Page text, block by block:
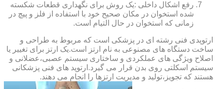
رفع اشکال داخلی :یک روش برای نگهداری قطعات شکسته
شده استخوان در مکان صحیح خود با استفاده از فلز و پیچ در
زمانی که استخوان در حال التیام است.
ارتوپدی فنی رشته ای در پزشکی است که مربوط به طراحی و
ساخت دستگاه های مصنوعی به نام ارتز است.یک ارتز برای تغییر یا
اصلاح ویژگی های عملکردی و ساختاری سیستم عصبی،عضلانی و
سیستم اسکلتی روی بدن قرار می گیرد.ارتوپد های فنی پزشکانی
هستند که تجویز،تولید و مدیریت ارتزها را انجام می دهند.